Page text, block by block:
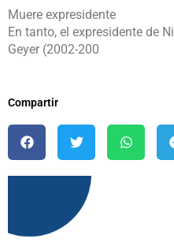
Muere expresidente
En tanto, el expresidente de
Geyer (2002-200
Compartir